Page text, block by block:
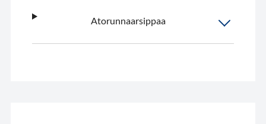
Atorunnaarsippaa